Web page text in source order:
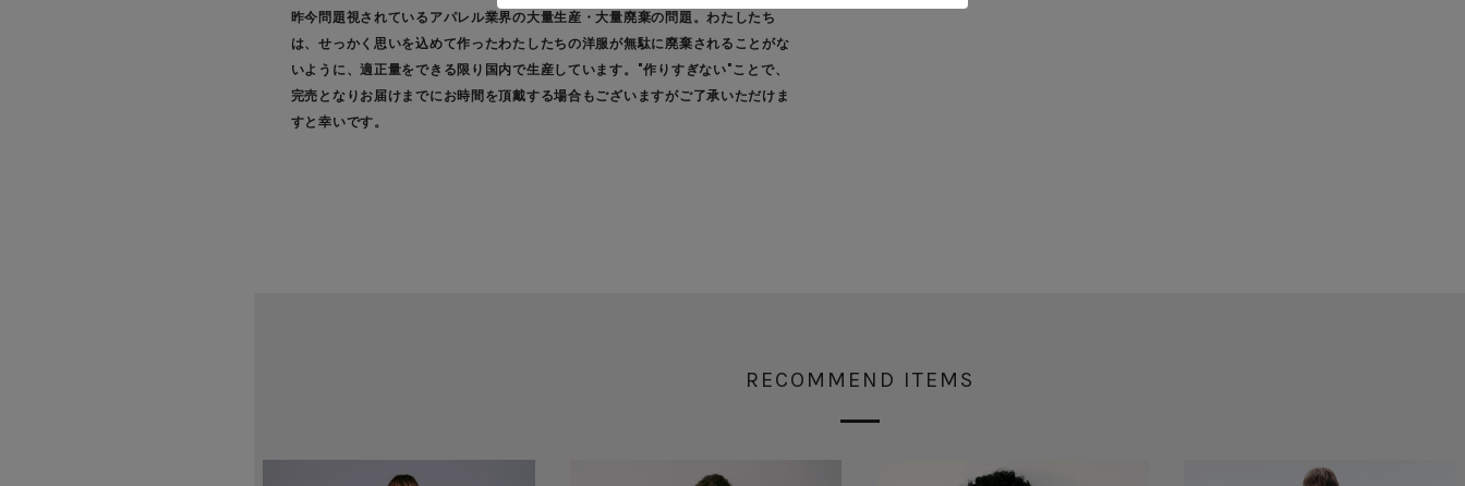
昨今問題視されているアパレル業界の大量生産・大量廃棄の問題。わたしたち
は、せっかく思いを込めて作ったわたしたちの洋服が無駄に廃棄されることがな
いように、適正量をできる限り国内で生産しています。"作りすぎない"ことで、
完売となりお届けまでにお時間を頂戴する場合もございますがご了承いただけま
すと幸いです。
RECOMMEND ITEMS